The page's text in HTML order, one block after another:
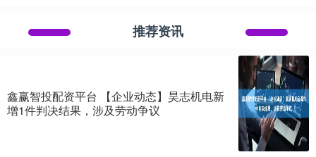
推荐资讯
鑫赢智投配资平台 【企业动态】昊志机电新
增1件判决结果，涉及劳动争议